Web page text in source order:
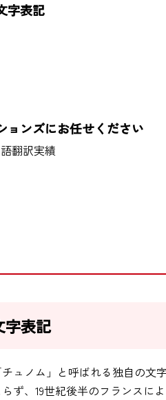
字表記
ョンズにお任せください
翻訳実績
字表記
ュノム」と呼ばれる独自の文
ず、19世紀後半のフランスに